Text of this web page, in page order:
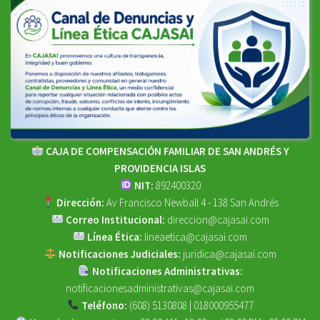
CAJA DE COMPENSACIÓN FAMILIAR DE SAN ANDRÉS Y
PROVIDENCIA ISLAS
NIT: 892400320
Dirección: Av Francisco Newball 4 - 138 San Andrés
Correo Institucional: direccion@cajasai.com
Línea Ética: lineaetica@cajasai.com
Notificaciones Judiciales: juridica@cajasai.com
Notificaciones Administrativas:
notificacionesadministrativas@cajasai.com
Teléfono: (608) 5130808 | 018000955477